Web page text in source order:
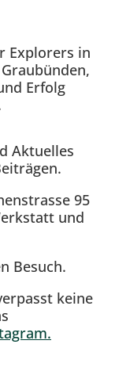
Explorers in
Erfolg
Aktuelles
95
und
Besuch.
keine